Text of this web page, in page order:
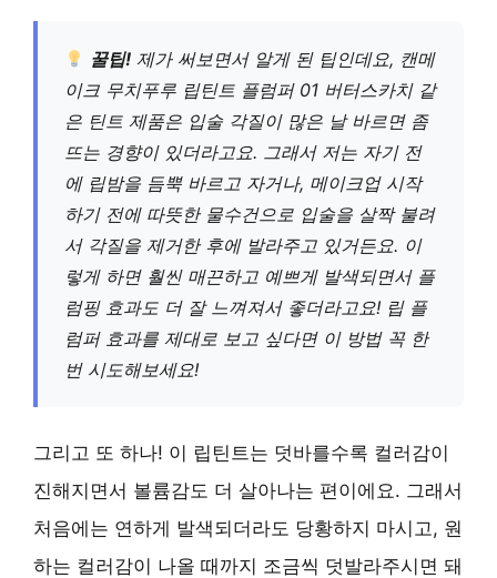
꿀팁! 제가 써보면서 알게 된 팁인데요, 캔메
이크 무치푸루 립틴트 플럼퍼 01 버터스카치 같
은 틴트 제품은 입술 각질이 많은 날 바르면 좀
뜨는 경향이 있더라고요. 그래서 저는 자기 전
에 립밤을 듬뿍 바르고 자거나, 메이크업 시작
하기 전에 따뜻한 물수건으로 입술을 살짝 불려
서 각질을 제거한 후에 발라주고 있거든요. 이
렇게 하면 훨씬 매끈하고 예쁘게 발색되면서 플
럼핑 효과도 더 잘 느껴져서 좋더라고요! 립 플
럼퍼 효과를 제대로 보고 싶다면 이 방법 꼭 한
번 시도해보세요!
그리고 또 하나! 이 립틴트는 덧바를수록 컬러감이
진해지면서 볼륨감도 더 살아나는 편이에요. 그래서
처음에는 연하게 발색되더라도 당황하지 마시고, 원
하는 컬러감이 나올 때까지 조금씩 덧발라주시면 돼